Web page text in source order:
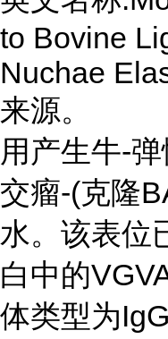
to Bovine
Nuchae
来源。
用产生牛-
交瘤-(克隆
水。该表位
白中的
体类型为